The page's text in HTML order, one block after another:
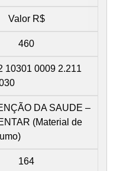
Valor R$
460
10301 0009 2.211
DA SAUDE –
(Material de
164